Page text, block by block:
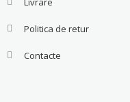
Politica de retur
Contacte